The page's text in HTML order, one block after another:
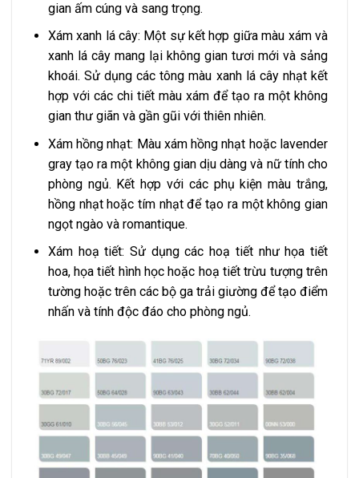
gian ấm cúng và sang trọng.
Xám xanh lá cây: Một sự kết hợp giữa màu xám và
xanh lá cây mang lại không gian tươi mới và sảng
khoái. Sử dụng các tông màu xanh lá cây nhạt kết
hợp với các chi tiết màu xám để tạo ra một không
gian thư giãn và gần gũi với thiên nhiên.
Xám hồng nhạt: Màu xám hồng nhạt hoặc lavender
gray tạo ra một không gian dịu dàng và nữ tính cho
phòng ngủ. Kết hợp với các phụ kiện màu trắng,
hồng nhạt hoặc tím nhạt để tạo ra một không gian
ngọt ngào và romantique.
Xám hoạ tiết: Sử dụng các hoạ tiết như họa tiết
hoa, họa tiết hình học hoặc hoạ tiết trừu tượng trên
tường hoặc trên các bộ ga trải giường để tạo điểm
nhấn và tính độc đáo cho phòng ngủ.